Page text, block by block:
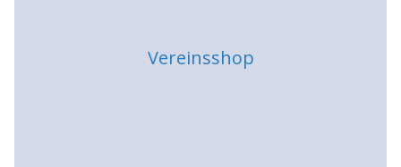
Vereinsshop